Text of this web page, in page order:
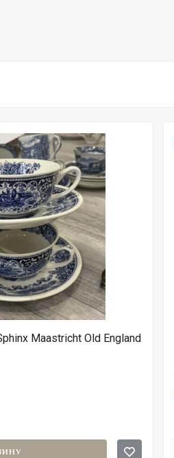
Maastricht Old England